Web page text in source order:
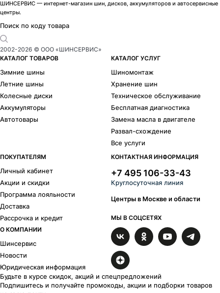
ШИНСЕРВИС — интернет-магазин шин, дисков, аккумуляторов и автосервисные
центры.
Поиск по коду товара
2002-2026 © ООО «ШИНСЕРВИС»
КАТАЛОГ ТОВАРОВ
Зимние шины
Летние шины
Колесные диски
Аккумуляторы
Автотовары
КАТАЛОГ УСЛУГ
Шиномонтаж
Хранение шин
Техническое обслуживание
Бесплатная диагностика
Замена масла в двигателе
Развал-схождение
Все услуги
ПОКУПАТЕЛЯМ
Личный кабинет
Акции и скидки
Программа лояльности
Доставка
Рассрочка и кредит
О КОМПАНИИ
Шинсервис
Новости
Юридическая информация
КОНТАКТНАЯ ИНФОРМАЦИЯ
+7 495 106-33-43
Круглосуточная линия
Центры в Москве и области
МЫ В СОЦСЕТЯХ
Будьте в курсе скидок, акций и спецпредложений
Подпишитесь и получайте промокоды, акции и подборки товаров